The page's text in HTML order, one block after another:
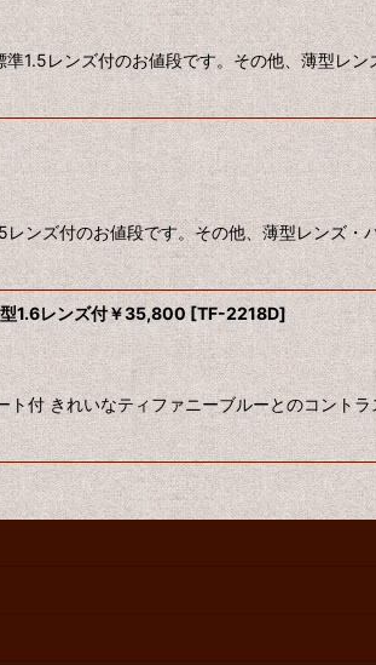
レンズ付のお値段です。その他、薄型レン
ズ付のお値段です。その他、薄型レンズ・
レンズ付￥35,800[TF-2218D]
れいなティファニーブルーとのコントラ